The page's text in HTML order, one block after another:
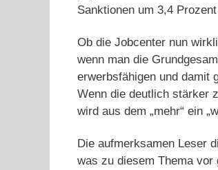
Sanktionen um 3,4
Ob die Jobcenter nun
wenn man die
erwerbsfähigen und damit
Wenn die deutlich stärker
wird aus dem „mehr“ ein
Die aufmerksamen Leser
was zu diesem Thema